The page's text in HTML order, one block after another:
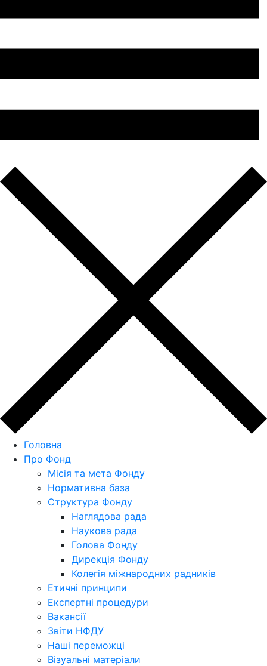
Головна
Про Фонд
Місія та мета Фонду
Нормативна база
Структура Фонду
Наглядова рада
Наукова рада
Голова Фонду
Дирекція Фонду
Колегія міжнародних радників
Етичні принципи
Експертні процедури
Вакансії
Звіти НФДУ
Наші переможці
Візуальні матеріали